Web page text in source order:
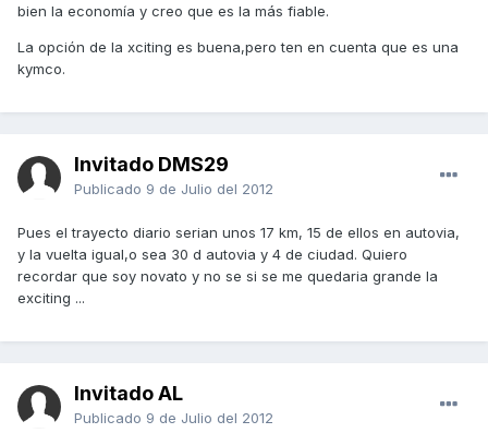
bien la economía y creo que es la más fiable.
La opción de la xciting es buena,pero ten en cuenta que es una
kymco.
Invitado DMS29
Publicado 9 de Julio del 2012
Pues el trayecto diario serian unos 17 km, 15 de ellos en autovia,
y la vuelta igual,o sea 30 d autovia y 4 de ciudad. Quiero
recordar que soy novato y no se si se me quedaria grande la
exciting ...
Invitado AL
Publicado 9 de Julio del 2012